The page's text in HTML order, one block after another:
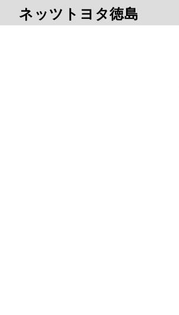
ネッツトヨタ徳島